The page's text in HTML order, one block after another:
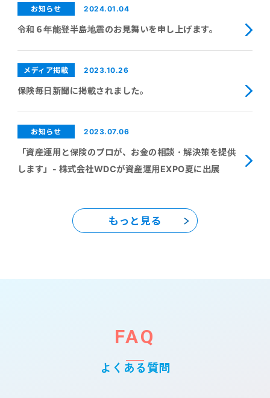
お知らせ 2024.01.04
令和６年能登半島地震のお見舞いを申し上げます。
メディア掲載 2023.10.26
保険毎日新聞に掲載されました。
お知らせ 2023.07.06
「資産運用と保険のプロが、お金の相談・解決策を提供
します」- 株式会社WDCが資産運用EXPO夏に出展
もっと見る
FAQ
よくある質問